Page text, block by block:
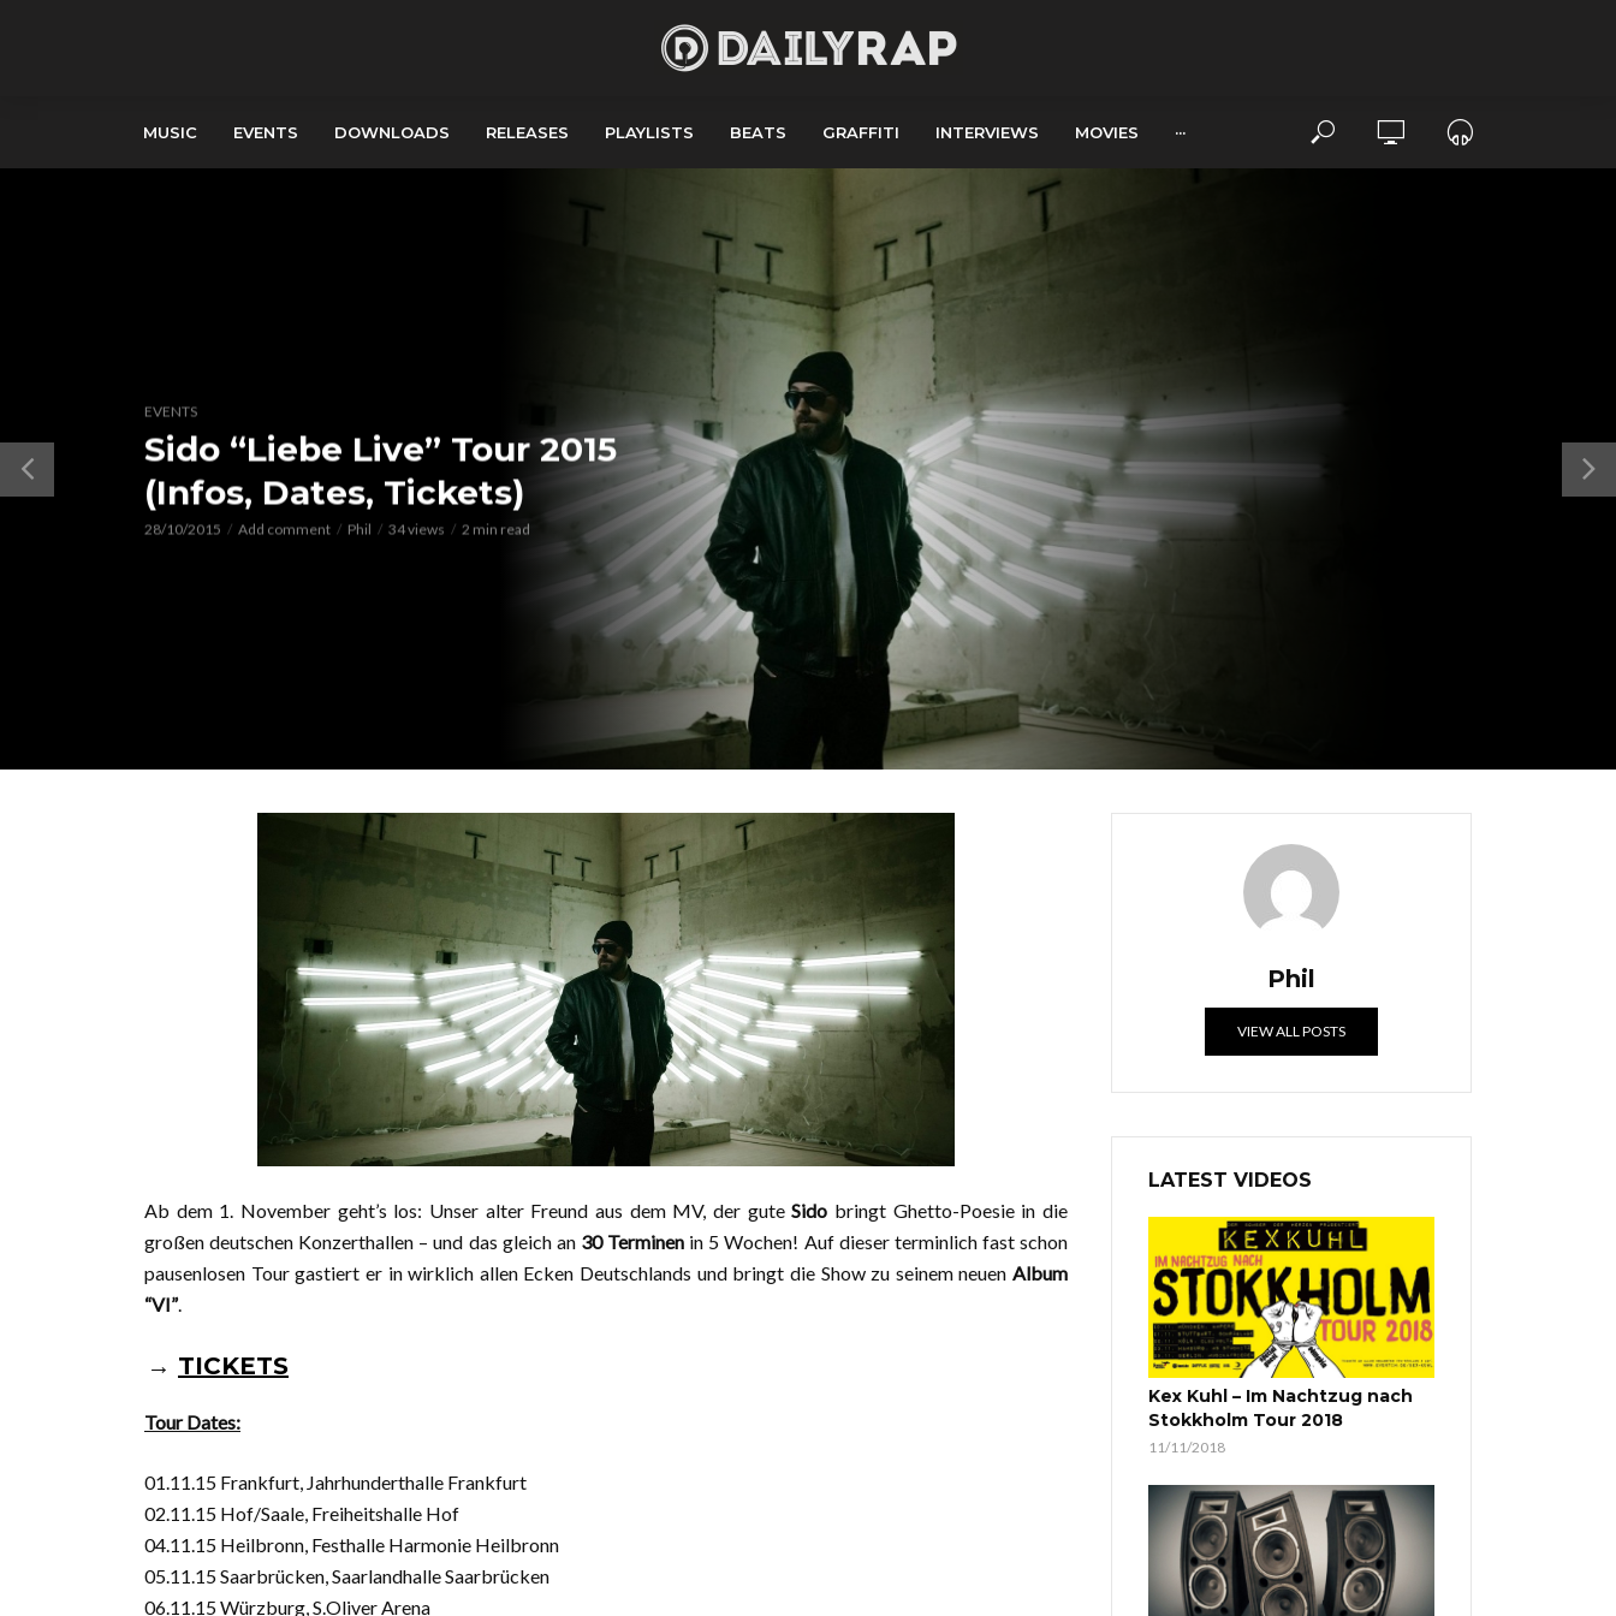
MUSIC EVENTS DOWNLOADS RELEASES PLAYLISTS BEATS GRAFFITI INTERVIEWS MOVIES ···
EVENTS
Sido “Liebe Live” Tour 2015
(Infos, Dates, Tickets)
28/10/2015 Add comment Phil 34 views 2 min read
Ab dem 1. November geht’s los: Unser alter Freund aus dem MV, der guteSido bringt Ghetto-Poesie in die
großen deutschen Konzerthallen – und das gleich an 30 Terminen in 5 Wochen! Auf dieser terminlich fast schon
pausenlosen Tour gastiert er in wirklich allen Ecken Deutschlands und bringt die Show zu seinem neuen Album
“VI”.
→ TICKETS
Tour Dates:
01.11.15 Frankfurt, Jahrhunderthalle Frankfurt
02.11.15 Hof/Saale, Freiheitshalle Hof
04.11.15 Heilbronn, Festhalle Harmonie Heilbronn
05.11.15 Saarbrücken, Saarlandhalle Saarbrücken
06.11.15 Würzburg, S.Oliver Arena
Phil
VIEW ALL POSTS
LATEST VIDEOS
Kex Kuhl – Im Nachtzug nach
Stokkholm Tour 2018
11/11/2018